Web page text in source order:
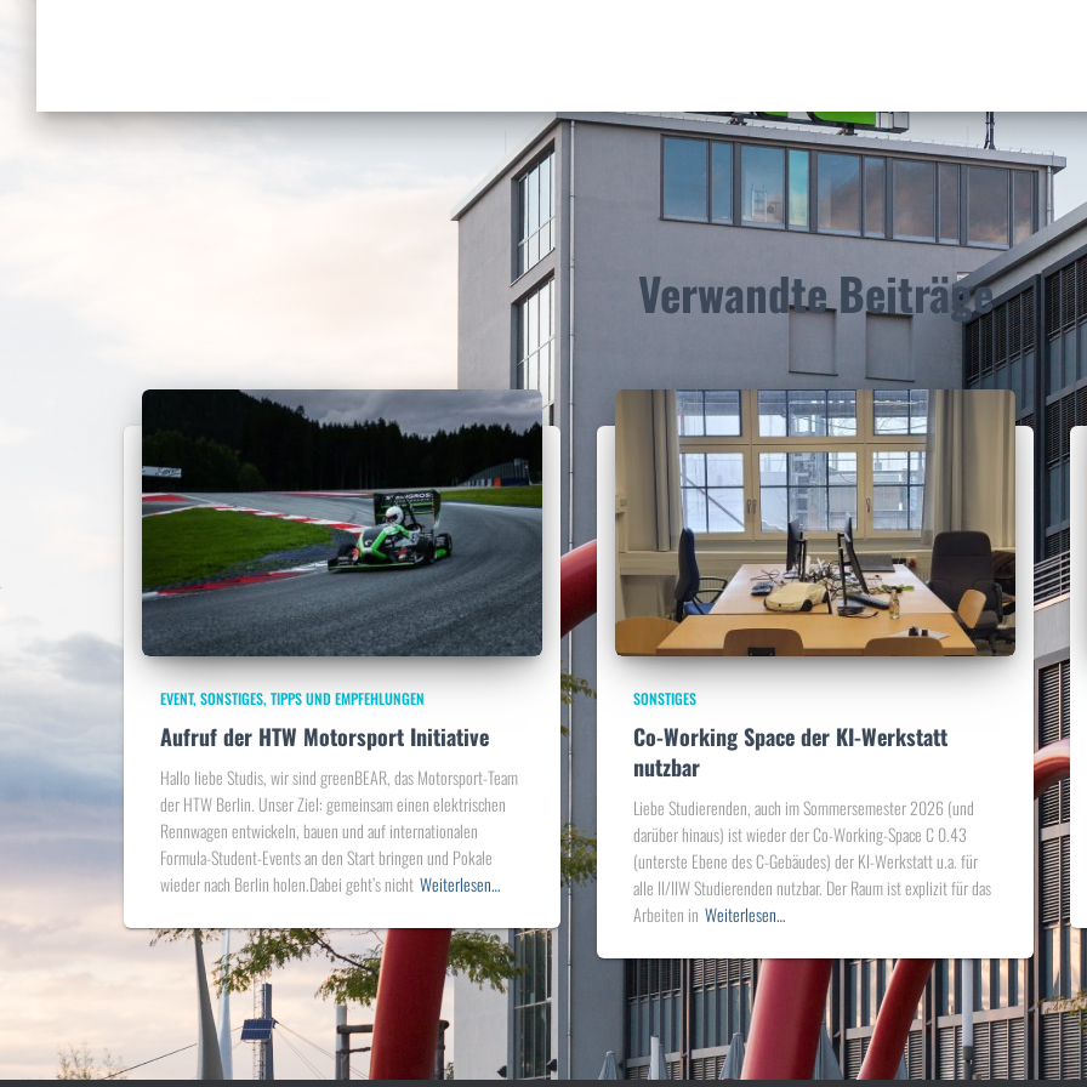
Verwandte Beiträge
EVENT SONSTIGES TIPPS UND EMPFEHLUNGEN
Aufruf der HTW Motorsport Initiative
Hallo liebe Studis, wir sind greenBEAR, das Motorsport-Team
der HTW Berlin. Unser Ziel: gemeinsam einen elektrischen
Rennwagen entwickeln, bauen und auf internationalen
Formula-Student-Events an den Start bringen und Pokale
wieder nach Berlin holen.Dabei geht’s nicht Weiterlesen…
SONSTIGES
Co-Working Space der KI-Werkstatt
nutzbar
Liebe Studierenden, auch im Sommersemester 2026 (und
darüber hinaus) ist wieder der Co-Working-Space C 0.43
(unterste Ebene des C-Gebäudes) der KI-Werkstatt u.a. für
alle II/IIW Studierenden nutzbar. Der Raum ist explizit für das
Arbeiten in Weiterlesen…